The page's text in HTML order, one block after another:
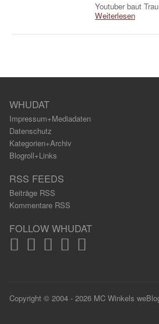
Youtuber baut
Weiterlesen
WHUDAT
Impressum+Mediadaten
Datenschutz
Kategorien+Archiv
Blogroll+Links
RSS FEEDS
Beiträge RSS
Kommentare RSS
FOLLOW WHUDAT
Copyright © 2004 - 2026 MC Winkels